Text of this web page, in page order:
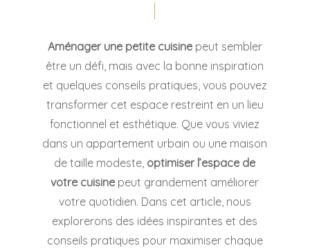
Aménager une petite cuisinepeut sembler
être un défi, mais avec la bonne inspiration
et quelques conseils pratiques, vous pouvez
transformer cet espace restreint en un lieu
fonctionnel et esthétique. Que vous viviez
dans un appartement urbain ou une maison
de taille modeste, optimiser l’espace de
votre cuisine peut grandement améliorer
votre quotidien. Dans cet article, nous
explorerons des idées inspirantes et des
conseils pratiques pour maximiser chaque